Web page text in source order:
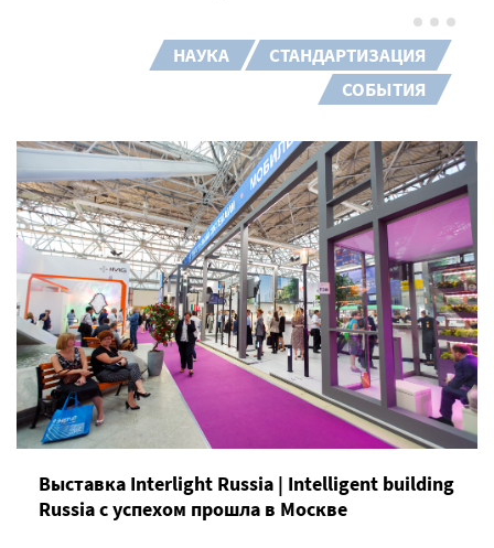
НАУКА
СТАНДАРТИЗАЦИЯ
СОБЫТИЯ
Выставка Interlight Russia | Intelligent building
Russia с успехом прошла в Москве